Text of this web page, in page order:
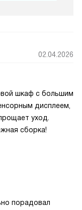
02.04.2026
шкаф с большим
дисплеем,
уход.
сборка!
порадовал